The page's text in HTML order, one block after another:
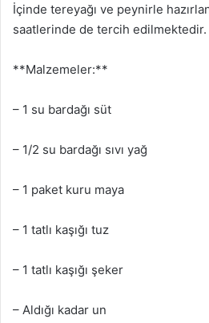
İçinde tereyağı ve peynirle
saatlerinde de tercih edilmektedir.
**Malzemeler:**
– 1 su bardağı süt
– 1/2 su bardağı sıvı yağ
– 1 paket kuru maya
– 1 tatlı kaşığı tuz
– 1 tatlı kaşığı şeker
– Aldığı kadar un